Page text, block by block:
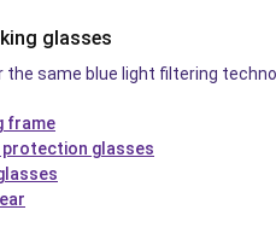
glasses
same blue light filtering
frame
glasses